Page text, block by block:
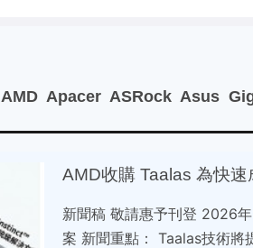
AMD Apacer ASRock Asus
AMD收購 Taalas 為快
新聞稿 敬請惠予刊登 2026
案 新聞重點： Taalas技術將